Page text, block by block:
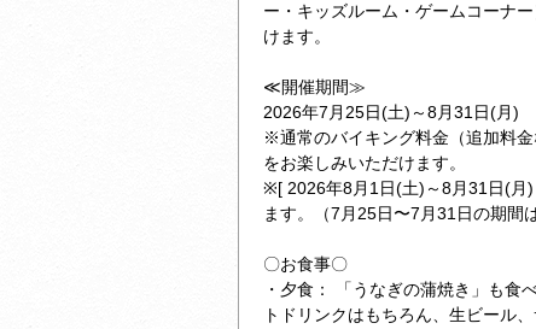
ー・キッズルーム・ゲームコーナ
けます。
≪開催期間≫
2026年7月25日(土)～8月31日(月)
※通常のバイキング料金（追加料金
をお楽しみいただけます。
※[ 2026年8月1日(土)～8月31日(月
ます。（7月25日〜7月31日の期間
〇お食事〇
・夕食： 「うなぎの蒲焼き」も食
トドリンクはもちろん、生ビール